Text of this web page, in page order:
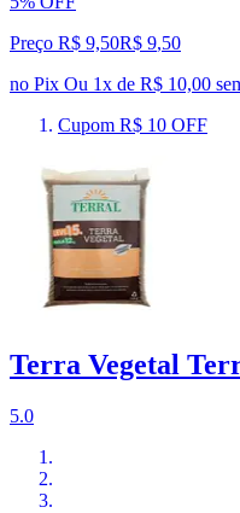
Preço R$ 9,50R$ 9,50
no Pix Ou 1x de R$ 10,00
Cupom R$ 10 OFF
Terra Vegetal
5.0